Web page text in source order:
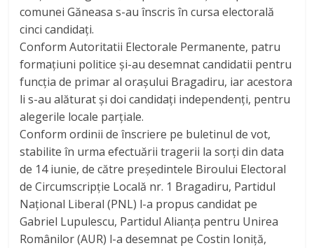
comunei Găneasa s-au înscris în cursa electorală
cinci candidați.
Conform Autoritatii Electorale Permanente, patru
formațiuni politice și-au desemnat candidatii pentru
funcția de primar al orașului Bragadiru, iar acestora
li s-au alăturat și doi candidați independenți, pentru
alegerile locale parțiale.
Conform ordinii de înscriere pe buletinul de vot,
stabilite în urma efectuării tragerii la sorți din data
de 14 iunie, de către președintele Biroului Electoral
de Circumscripție Locală nr. 1 Bragadiru, Partidul
Național Liberal (PNL) l-a propus candidat pe
Gabriel Lupulescu, Partidul Alianța pentru Unirea
Românilor (AUR) l-a desemnat pe Costin Ioniță,